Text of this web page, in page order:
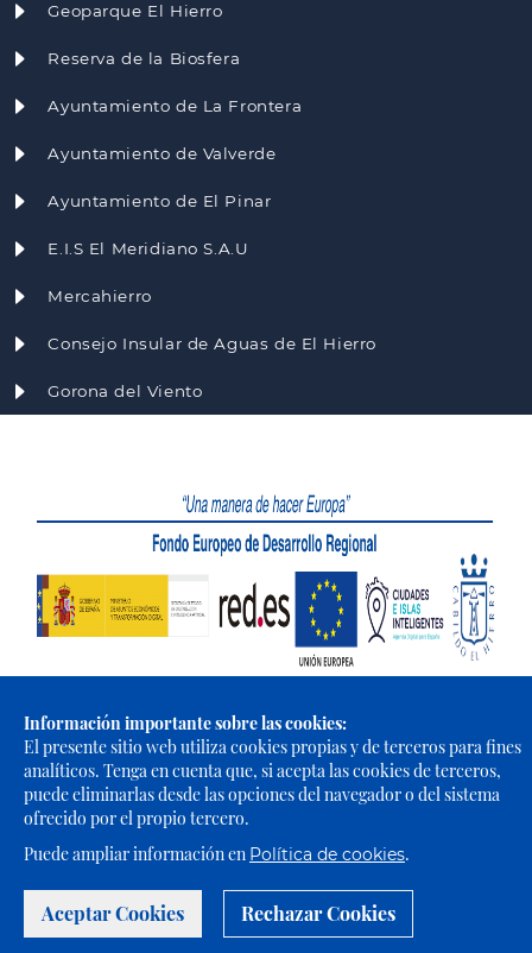
Información importante sobre las cookies:
El presente sitio web utiliza cookies propias y de terceros para fines
analíticos. Tenga en cuenta que, si acepta las cookies de terceros,
puede eliminarlas desde las opciones del navegador o del sistema
ofrecido por el propio tercero.
Puede ampliar información en Política de cookies.
Aceptar Cookies Rechazar Cookies
Geoparque El Hierro
Reserva de la Biosfera
Ayuntamiento de La Frontera
Ayuntamiento de Valverde
Ayuntamiento de El Pinar
E.I.S El Meridiano S.A.U
Mercahierro
Consejo Insular de Aguas de El Hierro
Gorona del Viento
Portal Web de El Cabildo de El Hierro © 2021 - Todos los derechos
reservados |
Política de Privacidad Política de Cookies |
Aviso
Legal | Accesibilidad